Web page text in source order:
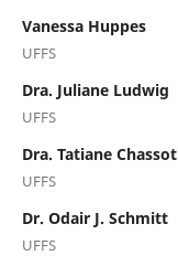
Vanessa Huppes
UFFS
Dra. Juliane Ludwig
UFFS
Dra. Tatiane Chassot
UFFS
Dr. Odair J. Schmitt
UFFS